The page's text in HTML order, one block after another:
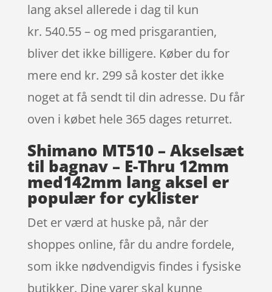
lang aksel allerede i dag til kun
kr. 540.55 – og med prisgarantien,
bliver det ikke billigere. Køber du for
mere end kr. 299 så koster det ikke
noget at få sendt til din adresse. Du får
oven i købet hele 365 dages returret.
Shimano MT510 – Akselsæt
til bagnav – E-Thru 12mm
med142mm lang aksel er
populær for cyklister
Det er værd at huske på, når der
shoppes online, får du andre fordele,
som ikke nødvendigvis findes i fysiske
butikker. Dine varer skal kunne